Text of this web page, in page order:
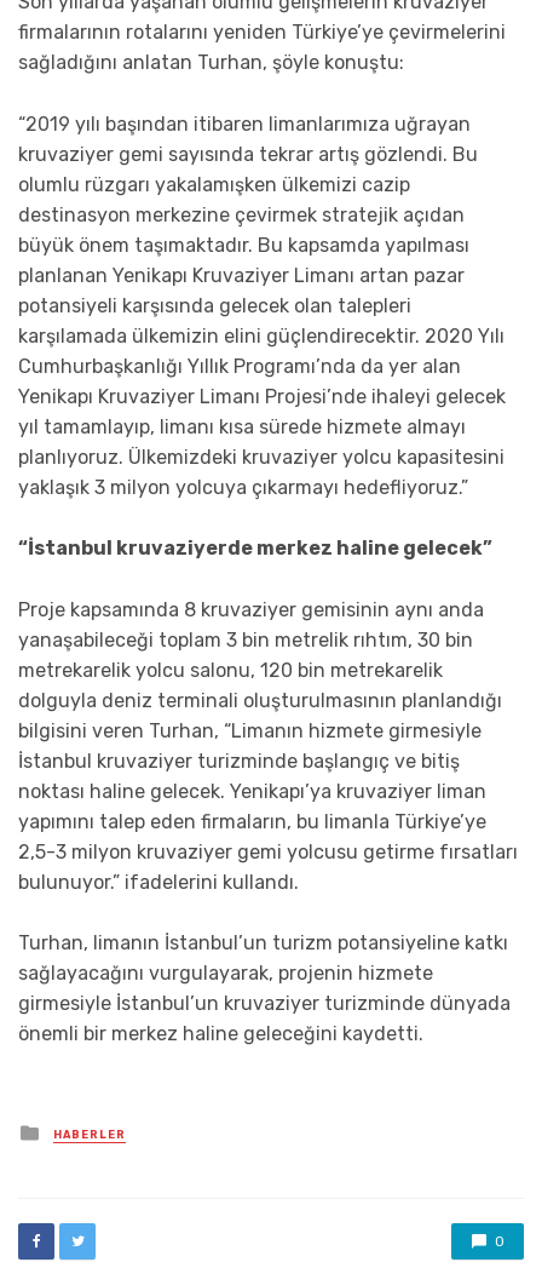
firmalarının rotalarını yeniden Türkiye’ye çevirmelerini
sağladığını anlatan Turhan, şöyle konuştu:
“2019 yılı başından itibaren limanlarımıza uğrayan
kruvaziyer gemi sayısında tekrar artış gözlendi. Bu
olumlu rüzgarı yakalamışken ülkemizi cazip
destinasyon merkezine çevirmek stratejik açıdan
büyük önem taşımaktadır. Bu kapsamda yapılması
planlanan Yenikapı Kruvaziyer Limanı artan pazar
potansiyeli karşısında gelecek olan talepleri
karşılamada ülkemizin elini güçlendirecektir. 2020 Yılı
Cumhurbaşkanlığı Yıllık Programı’nda da yer alan
Yenikapı Kruvaziyer Limanı Projesi’nde ihaleyi gelecek
yıl tamamlayıp, limanı kısa sürede hizmete almayı
planlıyoruz. Ülkemizdeki kruvaziyer yolcu kapasitesini
yaklaşık 3 milyon yolcuya çıkarmayı hedefliyoruz.”
“İstanbul kruvaziyerde merkez haline gelecek”
Proje kapsamında 8 kruvaziyer gemisinin aynı anda
yanaşabileceği toplam 3 bin metrelik rıhtım, 30 bin
metrekarelik yolcu salonu, 120 bin metrekarelik
dolguyla deniz terminali oluşturulmasının planlandığı
bilgisini veren Turhan, “Limanın hizmete girmesiyle
İstanbul kruvaziyer turizminde başlangıç ve bitiş
noktası haline gelecek. Yenikapı’ya kruvaziyer liman
yapımını talep eden firmaların, bu limanla Türkiye’ye
2,5-3 milyon kruvaziyer gemi yolcusu getirme fırsatları
bulunuyor.” ifadelerini kullandı.
Turhan, limanın İstanbul’un turizm potansiyeline katkı
sağlayacağını vurgulayarak, projenin hizmete
girmesiyle İstanbul’un kruvaziyer turizminde dünyada
önemli bir merkez haline geleceğini kaydetti.
Posted
in
HABERLER
0